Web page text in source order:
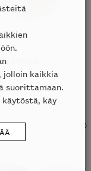
€ UUSI
kaikkia
suorittamaan.
käy